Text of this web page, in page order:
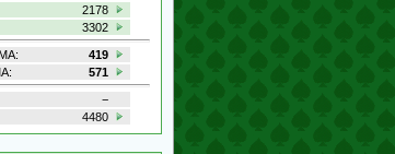
2178
3302
419
571
−
4480